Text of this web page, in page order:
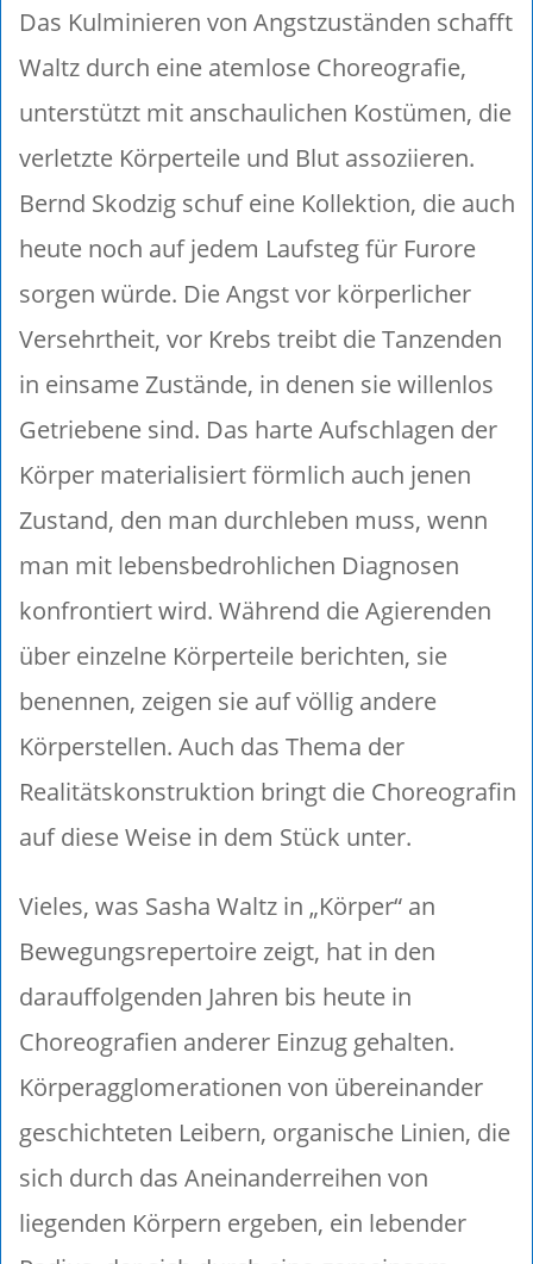
Das Kulminieren von Angstzuständen schafft
Waltz durch eine atemlose Choreografie,
unterstützt mit anschaulichen Kostümen, die
verletzte Körperteile und Blut assoziieren.
Bernd Skodzig schuf eine Kollektion, die auch
heute noch auf jedem Laufsteg für Furore
sorgen würde. Die Angst vor körperlicher
Versehrtheit, vor Krebs treibt die Tanzenden
in einsame Zustände, in denen sie willenlos
Getriebene sind. Das harte Aufschlagen der
Körper materialisiert förmlich auch jenen
Zustand, den man durchleben muss, wenn
man mit lebensbedrohlichen Diagnosen
konfrontiert wird. Während die Agierenden
über einzelne Körperteile berichten, sie
benennen, zeigen sie auf völlig andere
Körperstellen. Auch das Thema der
Realitätskonstruktion bringt die Choreografin
auf diese Weise in dem Stück unter.
Vieles, was Sasha Waltz in „Körper“ an
Bewegungsrepertoire zeigt, hat in den
darauffolgenden Jahren bis heute in
Choreografien anderer Einzug gehalten.
Körperagglomerationen von übereinander
geschichteten Leibern, organische Linien, die
sich durch das Aneinanderreihen von
liegenden Körpern ergeben, ein lebender